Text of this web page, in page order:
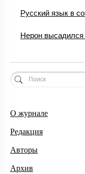
Русский язык в
Нерон
О журнале
Редакция
Авторы
Архив